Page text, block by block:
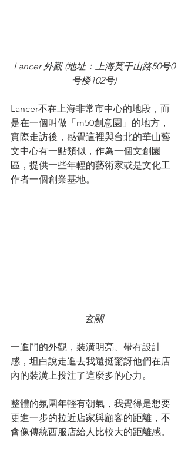
Lancer 外觀 (地址：上海莫干山路50号0
号楼102号)
Lancer不在上海非常市中心的地段，而
是在一個叫做「m50創意園」的地方，
實際走訪後，感覺這裡與台北的華山藝
文中心有一點類似，作為一個文創園
區，提供一些年輕的藝術家或是文化工
作者一個創業基地。
玄關
一進門的外觀，裝潢明亮、帶有設計
感，坦白說走進去我還挺驚訝他們在店
內的裝潢上投注了這麼多的心力。
整體的氛圍年輕有朝氣，我覺得是想要
更進一步的拉近店家與顧客的距離，不
會像傳統西服店給人比較大的距離感。